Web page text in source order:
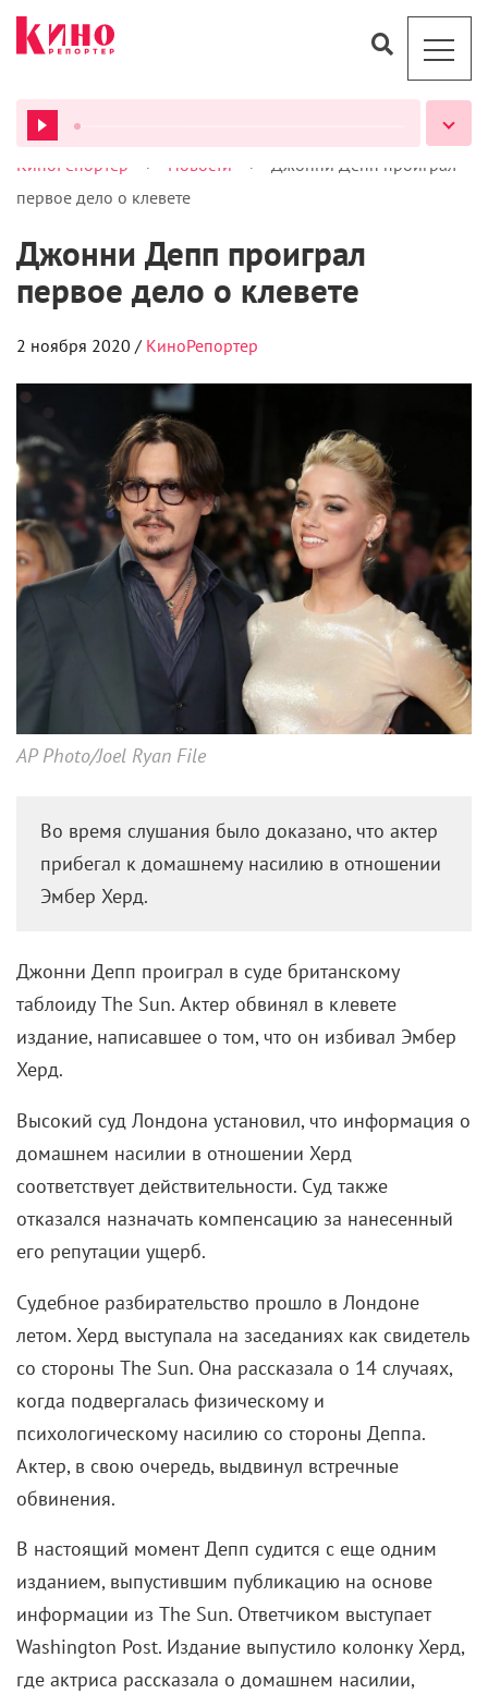
ВСЕ ПОДКАСТЫ
КиноРепортер > Новости >
Джонни Депп проиграл
первое дело о клевете
Джонни Депп проиграл
первое дело о клевете
2 ноября 2020 / КиноРепортер
AP Photo/Joel Ryan File
Во время слушания было доказано, что актер
прибегал к домашнему насилию в отношении
Эмбер Херд.
Джонни Депп проиграл в суде британскому
таблоиду The Sun. Актер обвинял в клевете
издание, написавшее о том, что он избивал Эмбер
Херд.
Высокий суд Лондона установил, что информация о
домашнем насилии в отношении Херд
соответствует действительности. Суд также
отказался назначать компенсацию за нанесенный
его репутации ущерб.
Судебное разбирательство прошло в Лондоне
летом. Херд выступала на заседаниях как свидетель
со стороны The Sun. Она рассказала о 14 случаях,
когда подвергалась физическому и
психологическому насилию со стороны Деппа.
Актер, в свою очередь, выдвинул встречные
обвинения.
В настоящий момент Депп судится с еще одним
изданием, выпустившим публикацию на основе
информации из The Sun. Ответчиком выступает
Washington Post. Издание выпустило колонку Херд,
где актриса рассказала о домашнем насилии,